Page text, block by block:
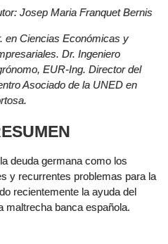
Josep Maria Franquet Bernis
en Ciencias Económicas y
Dr. Ingeniero
EUR-Ing. Director del
Asociado de la UNED en
deuda germana como los
y recurrentes problemas para la
recientemente la ayuda del
maltrecha banca española.